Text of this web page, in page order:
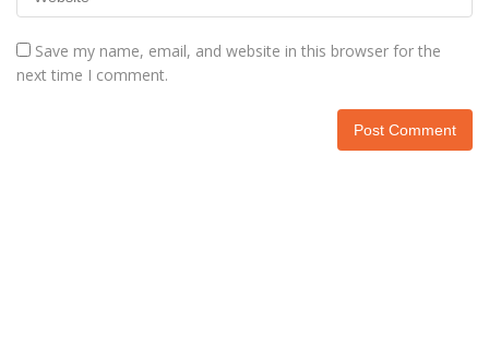
Save my name, email, and website in this browser for the
next time I comment.